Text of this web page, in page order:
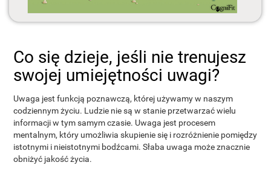
Co się dzieje, jeśli nie trenujesz
swojej umiejętności uwagi?
Uwaga jest funkcją poznawczą, której używamy w naszym
codziennym życiu. Ludzie nie są w stanie przetwarzać wielu
informacji w tym samym czasie. Uwaga jest procesem
mentalnym, który umożliwia skupienie się i rozróżnienie pomiędzy
istotnymi i nieistotnymi bodźcami. Słaba uwaga może znacznie
obniżyć jakość życia.